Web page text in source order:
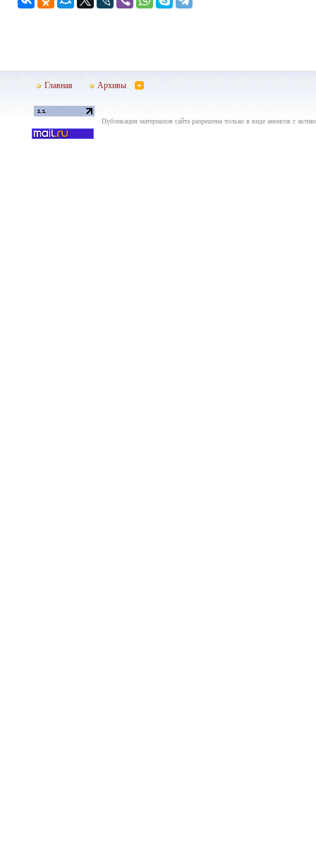
Главная Архивы
Публикация материалов сайта разрешена только в виде анонсов с